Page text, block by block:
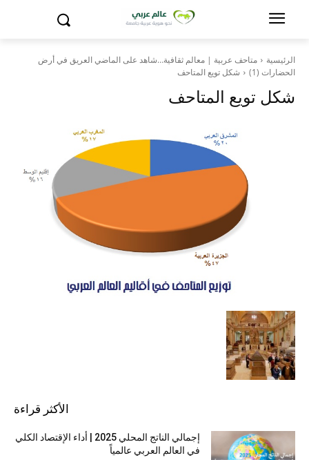
الرئيسية
متاحف عربية | معالم ثقافية…شاهد على الماضي العريق في أرض
الحضارات (1)
شكل تويع المتاحف
شكل تويع المتاحف
الأكثر قراءة
إجمالي الناتج المحلي 2025 | أداء الإقتصاد الكلي
في العالم العربي عالمياً